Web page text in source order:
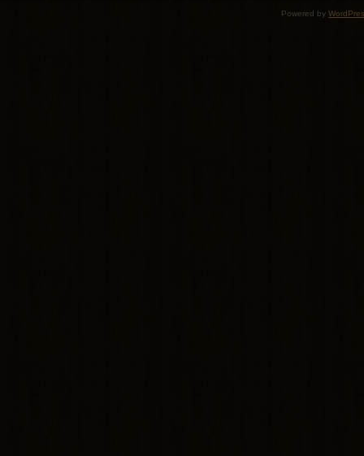
Powered by